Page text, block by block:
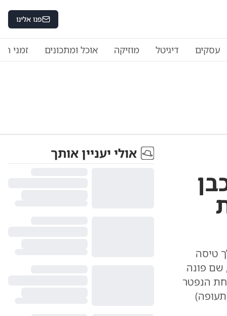
פנו אלינו
עסקים דיגיטל מוזיקה אוכל ומתכונים זמני
טיסה
שם פונה
הנפטר
אולי יעניין אותך